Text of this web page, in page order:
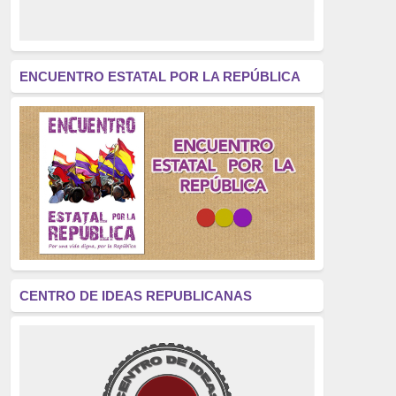
América Latina
(305)
Exhumación
(304)
Golpe de Estado
(304)
Brigadas Internacionales
(303)
pensamiento
(294)
Revisionismo
(289)
La Transición
(275)
educación pública
(270)
ENCUENTRO ESTATAL POR LA REPÚBLICA
CENTRO DE IDEAS REPUBLICANAS